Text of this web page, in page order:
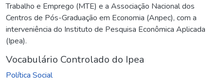
Trabalho e Emprego (MTE) e a Associação Nacional dos
Centros de Pós-Graduação em Economia (Anpec), com a
interveniência do Instituto de Pesquisa Econômica Aplicada
(Ipea).
Vocabulário Controlado do Ipea
Política Social